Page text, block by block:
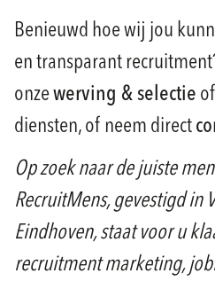
Benieuwd hoe wij jou
en transparant
onzewerving & selectie of
diensten, of neem direct
Op zoek naar de juiste
RecruitMens, gevestigd in
Eindhoven, staat voor u
recruitment marketing,